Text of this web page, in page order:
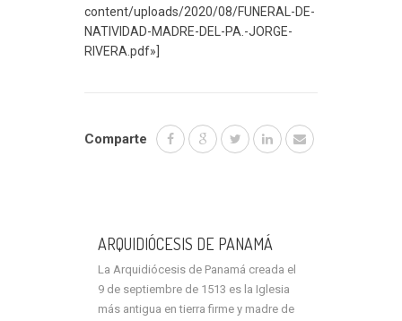
content/uploads/2020/08/FUNERAL-DE-
NATIVIDAD-MADRE-DEL-PA.-JORGE-
RIVERA.pdf»]
Comparte
ARQUIDIÓCESIS DE PANAMÁ
La Arquidiócesis de Panamá creada el
9 de septiembre de 1513 es la Iglesia
más antigua en tierra firme y madre de